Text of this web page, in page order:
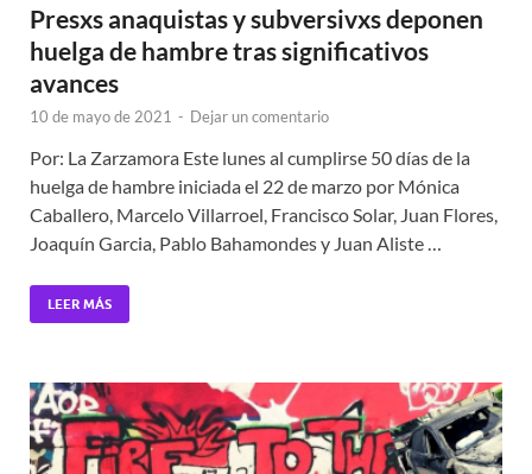
Presxs anaquistas y subversivxs deponen
huelga de hambre tras significativos
avances
10 de mayo de 2021 - Dejar un comentario
Por: La Zarzamora Este lunes al cumplirse 50 días de la
huelga de hambre iniciada el 22 de marzo por Mónica
Caballero, Marcelo Villarroel, Francisco Solar, Juan Flores,
Joaquín Garcia, Pablo Bahamondes y Juan Aliste …
LEER MÁS